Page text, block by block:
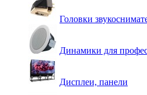
Головки
Динамики для
Дисплеи, панели